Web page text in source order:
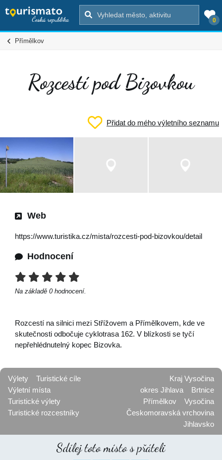
0
Přímělkov
Rozcestí pod Bizovkou
Přidat do mého výletního seznamu
Web
https://www.turistika.cz/mista/rozcesti-pod-bizovkou/detail
Hodnocení
Na základě 0 hodnocení.
Rozcestí na silnici mezi Střížovem a Přímělkovem, kde ve
skutečnosti odbočuje cyklotrasa 162. V blízkosti se tyčí
nepřehlédnutelný kopec Bizovka.
Výlety
Turistické cíle
Výletní místa
Turistické výlety
Turistické rozcestníky
Kraj Vysočina
okres Jihlava
Brtnice
Přímělkov
Vysočina
Českomoravská vrchovina
Jihlavsko
Sdílej toto místo s přáteli